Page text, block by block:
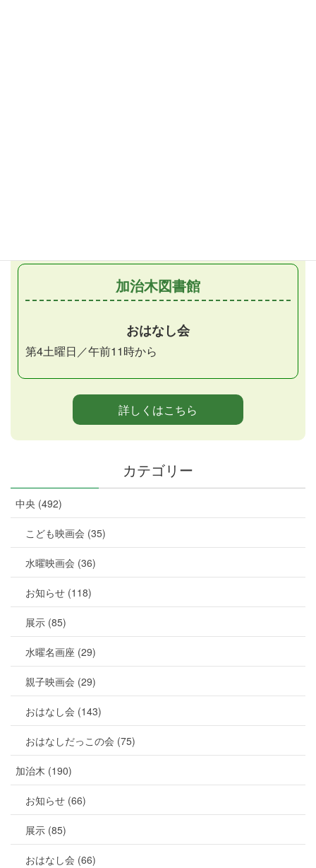
加治木図書館
おはなし会
第4土曜日／午前11時から
詳しくはこちら
カテゴリー
中央 (492)
こども映画会 (35)
水曜映画会 (36)
お知らせ (118)
展示 (85)
水曜名画座 (29)
親子映画会 (29)
おはなし会 (143)
おはなしだっこの会 (75)
加治木 (190)
お知らせ (66)
展示 (85)
おはなし会 (66)